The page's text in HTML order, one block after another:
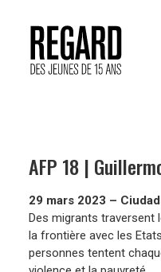
RESSOURCES PÉDAGOGIQUES
ARCHIVES
RENCONTRES AFP
AFP 18 |
29 mars 2023 –
Des migrants traversent
la frontière avec les
personnes tentent